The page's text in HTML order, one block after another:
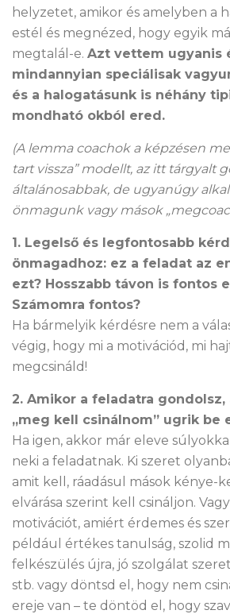
helyzetet, amikor és amelyben a
estél és megnézed, hogy egyik
megtalál-e. Azt vettem ugyanis
mindannyian speciálisak
és a halogatásunk is néhány
mondható okból ered.
(A lemma coachok a képzésen
tart vissza” modellt, az itt tárgyalt
általánosabbak, de ugyanúgy
önmagunk vagy mások
1. Legelső és legfontosabb
önmagadhoz: ez a feladat az
ezt? Hosszabb távon is fontos
Számomra fontos?
Ha bármelyik kérdésre nem a
végig, hogy mi a motivációd, mi
megcsináld!
2. Amikor a feladatra gondolsz,
„meg kell csinálnom” ugrik be
Ha igen, akkor már eleve
neki a feladatnak. Ki szeret
amit kell, ráadásul mások kénye-
elvárása szerint kell csináljon.
motivációt, amiért érdemes és
például értékes tanulság, szolid
felkészülés újra, jó szolgálat
stb. vagy döntsd el, hogy nem
ereje van – te döntöd el, hogy